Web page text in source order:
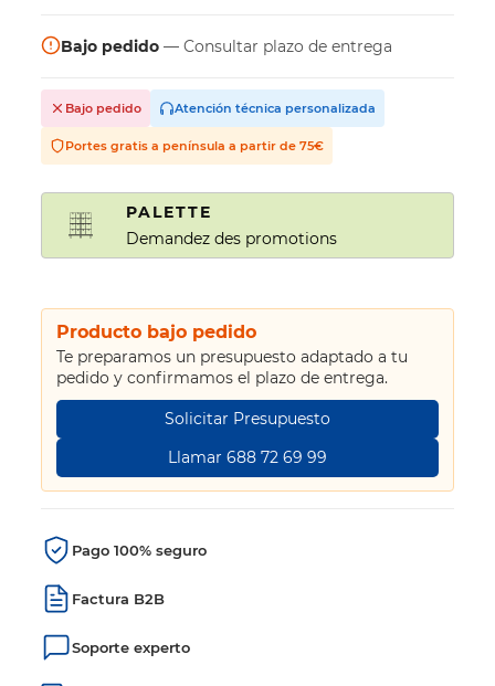
Bajo pedido — Consultar plazo de entrega
Bajo pedido Atención técnica personalizada
Portes gratis a península a partir de 75€
PALETTE
Demandez des promotions
Producto bajo pedido
Te preparamos un presupuesto adaptado a tu
pedido y confirmamos el plazo de entrega.
Solicitar Presupuesto
Llamar 688 72 69 99
Pago 100% seguro
Factura B2B
Soporte experto